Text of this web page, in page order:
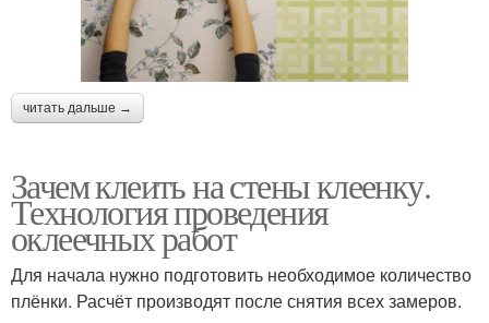
читать дальше →
Зачем клеить на стены клеенку.
Технология проведения
оклеечных работ
Для начала нужно подготовить необходимое количество
плёнки. Расчёт производят после снятия всех замеров.